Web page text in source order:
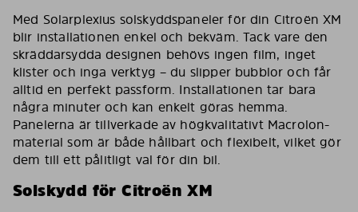
Med Solarplexius solskyddspaneler för din Citroën XM
blir installationen enkel och bekväm. Tack vare den
skräddarsydda designen behövs ingen film, inget
klister och inga verktyg – du slipper bubblor och får
alltid en perfekt passform. Installationen tar bara
några minuter och kan enkelt göras hemma.
Panelerna är tillverkade av högkvalitativt Macrolon-
material som är både hållbart och flexibelt, vilket gör
dem till ett pålitligt val för din bil.
Solskydd för Citroën XM